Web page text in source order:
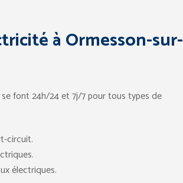
à Ormesson-sur-
font 24h/24 et 7j/7 pour tous types de
circuit.
électriques.